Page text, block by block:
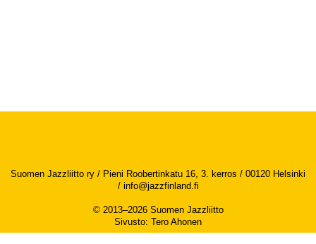
Suomen Jazzliitto ry / Pieni Roobertinkatu 16, 3. kerros / 00120 Helsinki
/ info@jazzfinland.fi
© 2013–2026 Suomen Jazzliitto
Sivusto: Tero Ahonen